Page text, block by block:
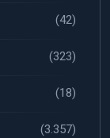
(42)
(323)
(18)
(3.357)